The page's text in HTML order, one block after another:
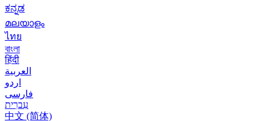
ಕನ್ನಡ
മലയാളം
ไทย
বাংলা
हिंदी
العربية
اردو
فارسی
עִברִית
中文 (简体)